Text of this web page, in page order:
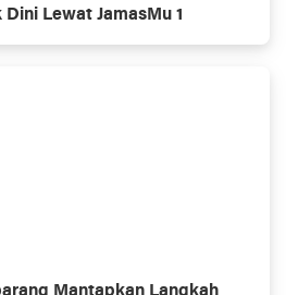
Lewat JamasMu 1